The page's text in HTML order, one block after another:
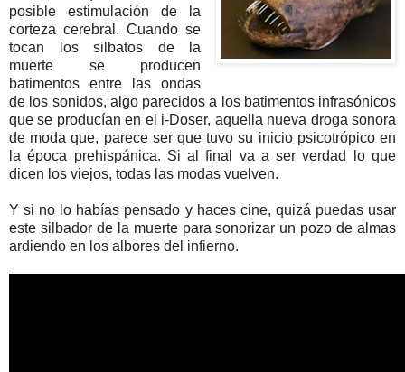
posible estimulación de la
corteza cerebral. Cuando se
tocan los silbatos de la
muerte se producen
batimentos entre las ondas
de los sonidos, algo parecidos a los batimentos infrasónicos
que se producían en el i-Doser, aquella nueva droga sonora
de moda que, parece ser que tuvo su inicio psicotrópico en
la época prehispánica. Si al final va a ser verdad lo que
dicen los viejos, todas las modas vuelven.
Y si no lo habías pensado y haces cine, quizá puedas usar
este silbador de la muerte para sonorizar un pozo de almas
ardiendo en los albores del infierno.